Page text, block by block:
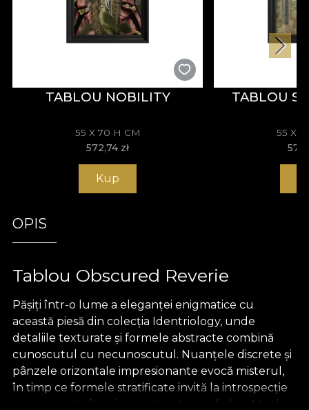
TABLOU NOBILITY
55 X 70 H CM
572,74 zł
Kup
TABLOU
55 X
OPIS
Tablou Obscured Reverie
Pășiți într-o lume a eleganței enigmatice cu
această piesă din colecția Identriology, unde
detaliile texturate și formele abstracte combină
cunoscutul cu necunoscutul. Nuanțele discrete și
pânzele orizontale impresionante evocă misterul,
în timp ce formele stratificate invită la introspecție
și conversație în orice spațiu interior de lux. Ideal